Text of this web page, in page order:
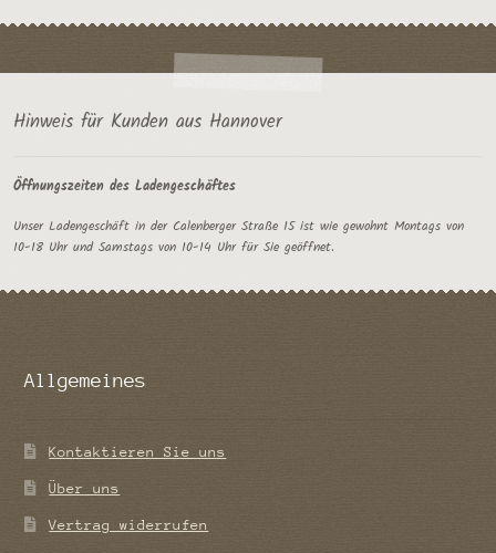
Hinweis für Kunden aus Hannover
Öffnungszeiten des Ladengeschäftes
Unser Ladengeschäft in der Calenberger Straße 15 ist wie gewohnt Montags von
10-18 Uhr und Samstags von 10-14 Uhr für Sie geöffnet.
Allgemeines
Kontaktieren Sie uns
Über uns
Vertrag widerrufen